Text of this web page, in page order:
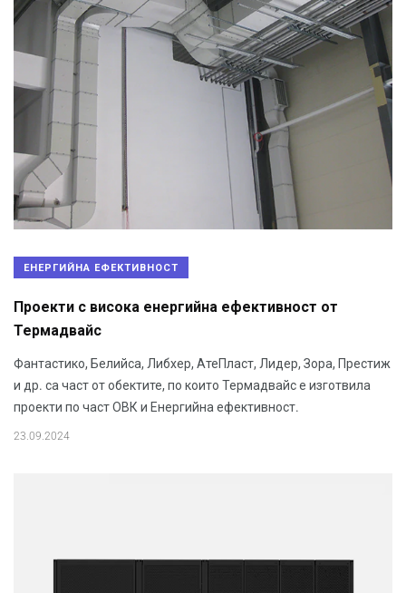
ЕНЕРГИЙНА ЕФЕКТИВНОСТ
Проекти с висока енергийна ефективност от
Термадвайс
Фантастико, Белийса, Либхер, АтеПласт, Лидер, Зора, Престиж
и др. са част от обектите, по които Термадвайс е изготвила
проекти по част ОВК и Енергийна ефективност.
23.09.2024